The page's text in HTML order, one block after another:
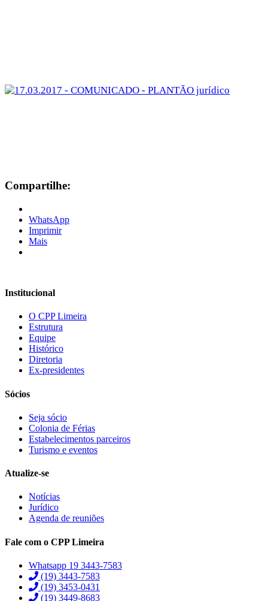
Compartilhe:
WhatsApp
Imprimir
Mais
Institucional
O CPP Limeira
Estrutura
Equipe
Histórico
Diretoria
Ex-presidentes
Sócios
Seja sócio
Colonia de Férias
Estabelecimentos parceiros
Turismo e eventos
Atualize-se
Notícias
Jurídico
Agenda de reuniões
Fale com o CPP Limeira
Whatsapp 19 3443-7583
(19) 3443-7583
(19) 3453-0431
(19) 3449-8683